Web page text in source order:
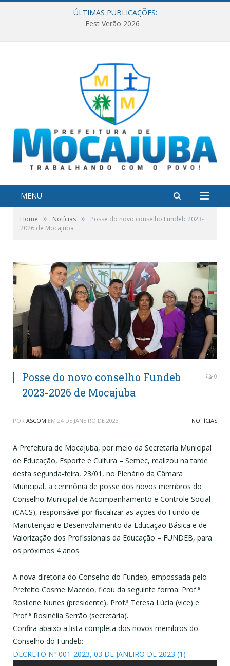
ÚLTIMAS PUBLICAÇÕES:
Fest Verão 2026
MENU
Home » Notícias »
Posse do novo conselho Fundeb 2023-
2026 de Mocajuba
Posse do novo conselho Fundeb
2023-2026 de Mocajuba
0
POR ASCOM EM 24 DE JANEIRO DE 2023 NOTÍCIAS
A Prefeitura de Mocajuba, por meio da Secretaria Municipal
de Educação, Esporte e Cultura – Semec, realizou na tarde
desta segunda-feira, 23/01, no Plenário da Câmara
Municipal, a cerimônia de posse dos novos membros do
Conselho Municipal de Acompanhamento e Controle Social
(CACS), responsável por fiscalizar as ações do Fundo de
Manutenção e Desenvolvimento da Educação Básica e de
Valorização dos Profissionais da Educação – FUNDEB, para
os próximos 4 anos.
A nova diretoria do Conselho do Fundeb, empossada pelo
Prefeito Cosme Macedo, ficou da seguinte forma: Prof.ª
Rosilene Nunes (presidente), Prof.ª Teresa Lúcia (vice) e
Prof.ª Rosinélia Serrão (secretária).
Confira abaixo a lista completa dos novos membros do
Conselho do Fundeb:
DECRETO Nº 001-2023, 03 DE JANEIRO DE 2023 (1)